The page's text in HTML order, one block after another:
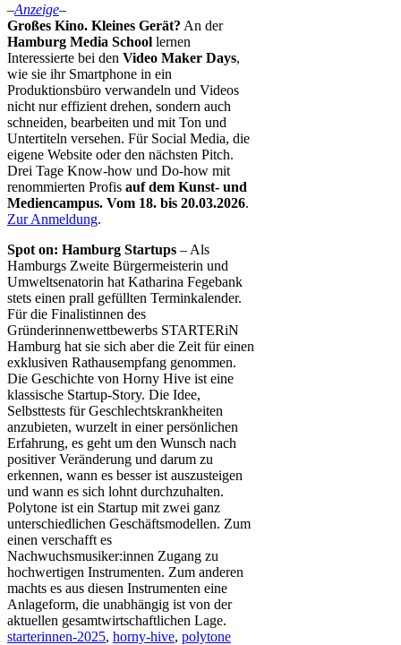
–Anzeige–
Großes Kino. Kleines Gerät? An der
Hamburg Media School lernen
Interessierte bei den Video Maker Days,
wie sie ihr Smartphone in ein
Produktionsbüro verwandeln und Videos
nicht nur effizient drehen, sondern auch
schneiden, bearbeiten und mit Ton und
Untertiteln versehen. Für Social Media, die
eigene Website oder den nächsten Pitch.
Drei Tage Know-how und Do-how mit
renommierten Profis auf dem Kunst- und
Mediencampus. Vom 18. bis 20.03.2026.
Zur Anmeldung.
Spot on: Hamburg Startups – Als
Hamburgs Zweite Bürgermeisterin und
Umweltsenatorin hat Katharina Fegebank
stets einen prall gefüllten Terminkalender.
Für die Finalistinnen des
Gründerinnenwettbewerbs STARTERiN
Hamburg hat sie sich aber die Zeit für einen
exklusiven Rathausempfang genommen.
Die Geschichte von Horny Hive ist eine
klassische Startup-Story. Die Idee,
Selbsttests für Geschlechtskrankheiten
anzubieten, wurzelt in einer persönlichen
Erfahrung, es geht um den Wunsch nach
positiver Veränderung und darum zu
erkennen, wann es besser ist auszusteigen
und wann es sich lohnt durchzuhalten.
Polytone ist ein Startup mit zwei ganz
unterschiedlichen Geschäftsmodellen. Zum
einen verschafft es
Nachwuchsmusiker:innen Zugang zu
hochwertigen Instrumenten. Zum anderen
machts es aus diesen Instrumenten eine
Anlageform, die unabhängig ist von der
aktuellen gesamtwirtschaftlichen Lage.
starterinnen-2025, horny-hive, polytone